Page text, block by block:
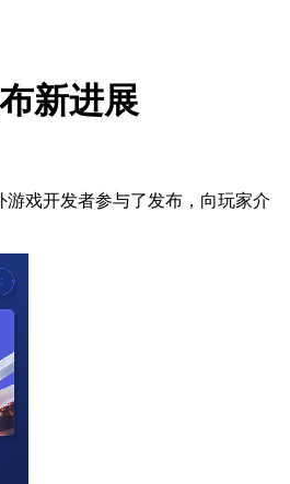
新进展
游戏开发者参与了发布，向玩家介